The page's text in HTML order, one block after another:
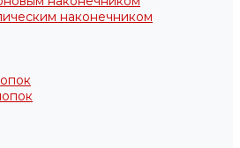
наконечником